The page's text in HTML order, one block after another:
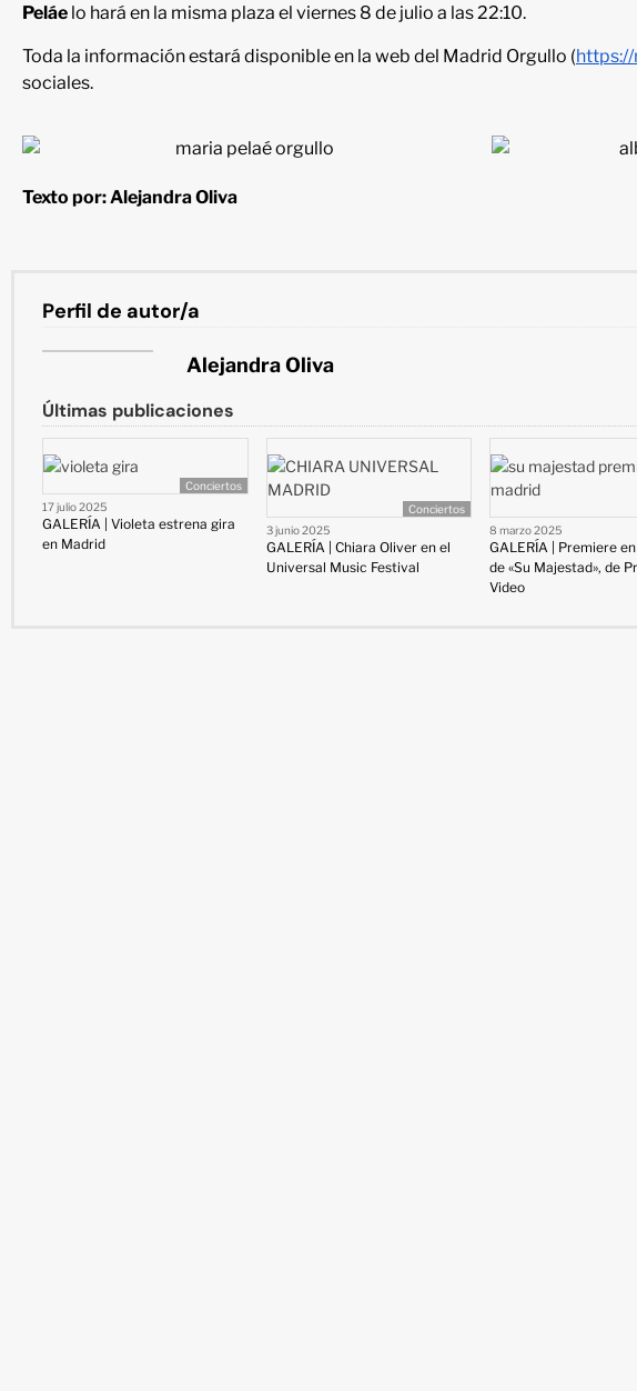
Peláe lo hará en la misma plaza el viernes 8 de julio a las 22:10.
Toda la información estará disponible en la web del Madrid Orgullo (
sociales.
Texto por: Alejandra Oliva
Perfil de autor/a
Alejandra Oliva
Últimas publicaciones
Conciertos
17 julio 2025
GALERÍA | Violeta estrena gira
en Madrid
Conciertos
3 junio 2025
GALERÍA | Chiara Oliver en el
Universal Music Festival
8 marzo 2025
GALERÍA | Premiere
de «Su Majestad», de
Video